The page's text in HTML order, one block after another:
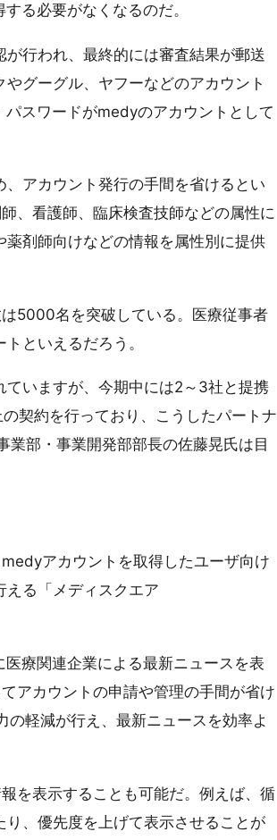
る必要がなくなるのだ。
行われ、最終的には審査結果が郵送
グーグル、ヤフーなどのアカウント
スワードがmedyのアカウントとして
アカウント発行の手間を省けるとい
、看護師、臨床検査技師などの属性に
剤師向けなどの情報を属性別に提供
5000名を突破している。医療従事者
といえるだろう。
ていますが、今期中には2～3社と提携
契約を行っており、こうしたパートナ
業部・事業開発部部長の佐藤晃氏は目
アカウントを取得したユーザ向け
える「メディスクエア
療関連企業による最新ニュースを表
アカウントの申請や管理の手間が省け
軽減が行え、最新ニュースを効率よ
を表示することも可能だ。例えば、循
、優先度を上げて表示させることが